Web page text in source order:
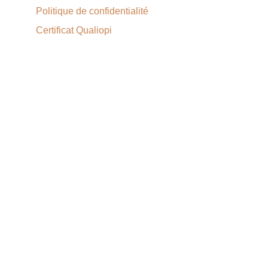
Politique de confidentialité
Certificat Qualiopi